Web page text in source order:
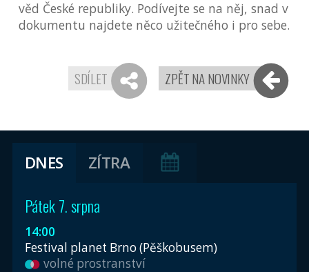
věd České republiky. Podívejte se na něj, snad v
dokumentu najdete něco užitečného i pro sebe.
SDÍLET ZPĚT NA NOVINKY
DNES ZÍTRA
Pátek 7. srpna
14:00
Festival planet Brno (Pěškobusem)
volné prostranství